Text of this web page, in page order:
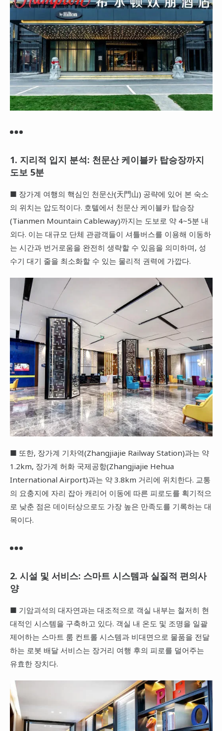
1. 지리적 입지 분석: 천문산 케이블카 탑승장까지
도보 5분
■ 장가계 여행의 핵심인 천문산(天門山) 공략에 있어 본 숙소
의 위치는 압도적이다. 호텔에서 천문산 케이블카 탑승장
(Tianmen Mountain Cableway)까지는 도보로 약 4~5분 내
외다. 이는 대규모 단체 관광객들이 셔틀버스를 이용해 이동하
는 시간과 번거로움을 완전히 생략할 수 있음을 의미하며, 성
수기 대기 줄을 최소화할 수 있는 물리적 권력에 가깝다.
■ 또한, 장가계 기차역(Zhangjiajie Railway Station)과는 약
1.2km, 장가계 허화 국제공항(Zhangjiajie Hehua
International Airport)과는 약 3.8km 거리에 위치한다. 교통
의 요충지에 자리 잡아 캐리어 이동에 따른 피로도를 획기적으
로 낮춘 점은 데이터상으로도 가장 높은 만족도를 기록하는 대
목이다.
2. 시설 및 서비스: 스마트 시스템과 실질적 편의사
양
■ 기암괴석의 대자연과는 대조적으로 객실 내부는 철저히 현
대적인 시스템을 구축하고 있다. 객실 내 온도 및 조명을 일괄
제어하는 스마트 룸 컨트롤 시스템과 비대면으로 물품을 전달
하는 로봇 배달 서비스는 장거리 여행 후의 피로를 덜어주는
유효한 장치다.